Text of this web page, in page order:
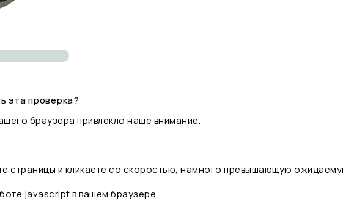
эта проверка?
браузера привлекло наше внимание.
страницы и кликаете со скоростью, намного превышающую
javascript в вашем браузере